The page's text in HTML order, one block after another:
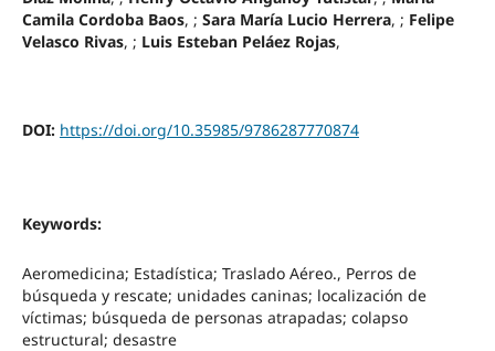
Camila Cordoba Baos, ; Sara María Lucio Herrera, ; Felipe
Velasco Rivas, ; Luis Esteban Peláez Rojas,
DOI: https://doi.org/10.35985/9786287770874
Keywords:
Aeromedicina; Estadística; Traslado Aéreo., Perros de
búsqueda y rescate; unidades caninas; localización de
víctimas; búsqueda de personas atrapadas; colapso
estructural; desastre